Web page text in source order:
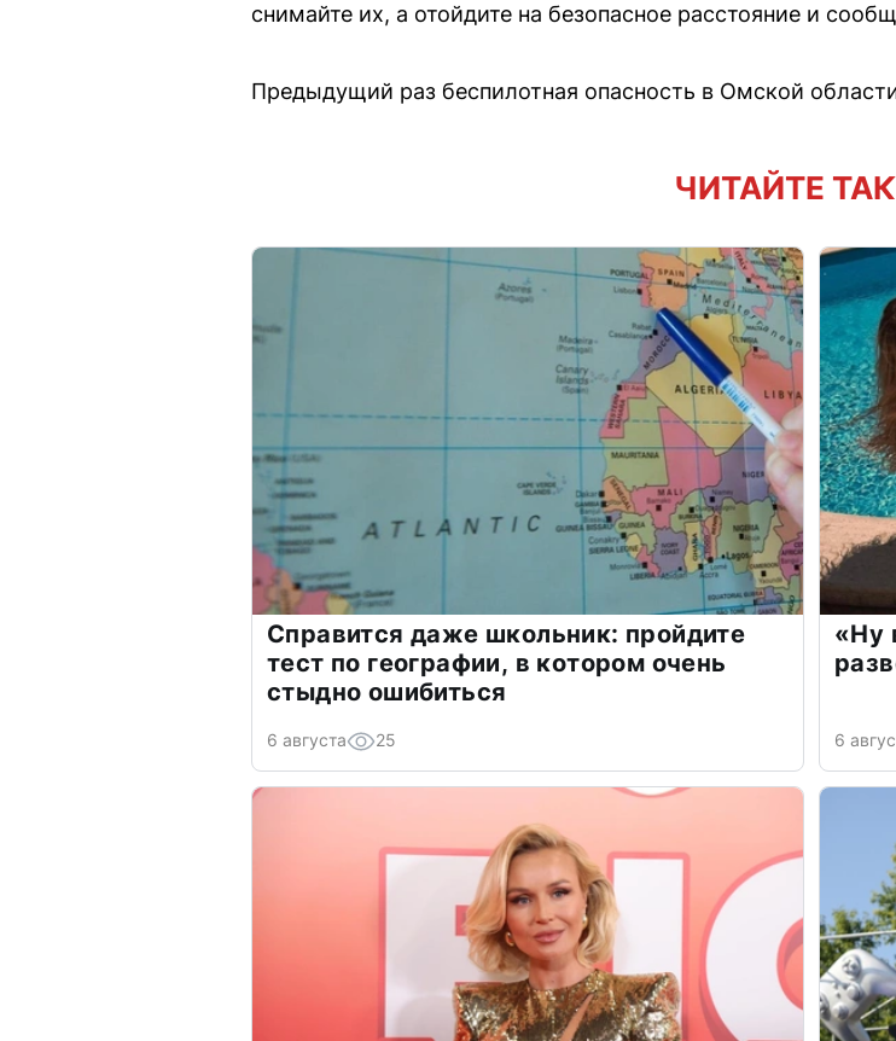
снимайте их, а отойдите на безопасное расстояние и
Предыдущий раз беспилотная опасность в Омской
ЧИТАЙТЕ
Справится даже школьник: пройдите
тест по географии, в котором очень
стыдно ошибиться
6 августа 25
«Ну
6